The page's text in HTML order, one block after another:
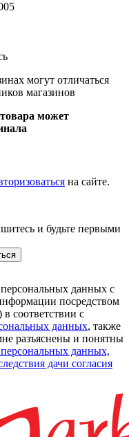
могут отличаться
магазинов
может
на сайте.
и будьте первыми
данных с
посредством
соответствии с
данных, также
разъяснены и понятны
данных,
дачи согласия